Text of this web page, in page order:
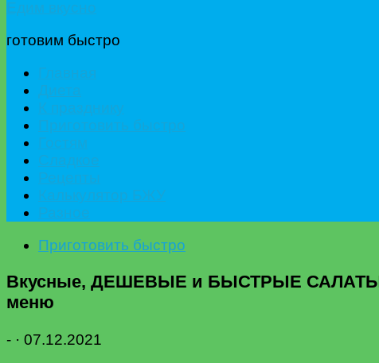
готовим быстро
Приготовить быстро
Вкусные, ДЕШЕВЫЕ и БЫСТРЫЕ САЛАТЫ
меню
- · 07.12.2021